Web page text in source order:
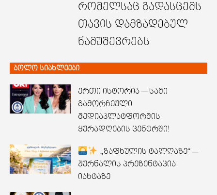
რომელსაც გადასცემს
თავის დამზადებულ
ნამუშევრებს
ბოლო სიახლეები
ერთი ისტორია — სამი
გამორჩეული
მედიაპლატფორმის
ყურადღების ცენტრში!
„ზაფხულის ტალღაზე“ —
ჟურნალის პრეზენტაცია
იახტაზე